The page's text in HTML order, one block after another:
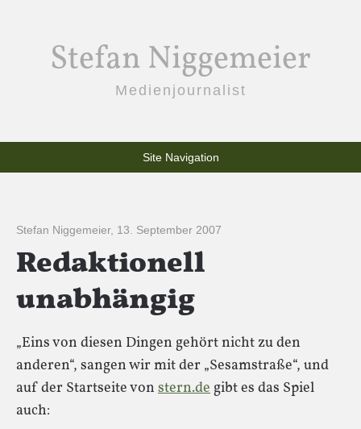
Stefan Niggemeier
Medienjournalist
Site Navigation
Stefan Niggemeier, 13. September 2007
Redaktionell
unabhängig
„Eins von diesen Dingen gehört nicht zu den
anderen“, sangen wir mit der „Sesamstraße“, und
auf der Startseite von stern.degibt es das Spiel
auch: